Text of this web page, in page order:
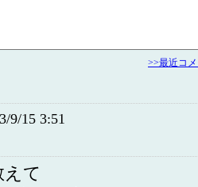
>>最近コ
9/15 3:51
えて